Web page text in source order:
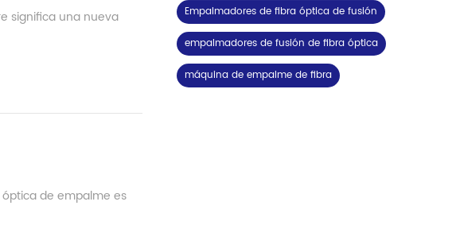
Empalmadores de fibra óptica de fusión
empalmadores de fusión de fibra óptica
máquina de empalme de fibra
significa una nueva
de empalme es